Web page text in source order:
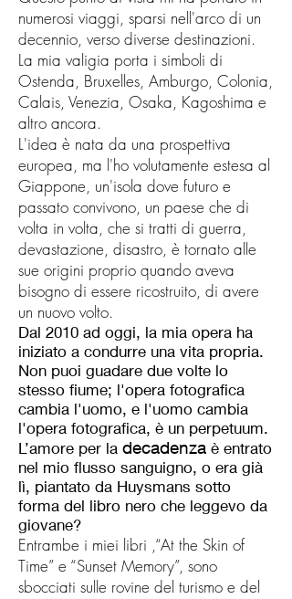
numerosi viaggi, sparsi nell'arco di un
decennio, verso diverse destinazioni.
La mia valigia porta i simboli di
Ostenda, Bruxelles, Amburgo, Colonia,
Calais, Venezia, Osaka, Kagoshima e
altro ancora.
L'idea è nata da una prospettiva
europea, ma l'ho volutamente estesa al
Giappone, un'isola dove futuro e
passato convivono, un paese che di
volta in volta, che si tratti di guerra,
devastazione, disastro, è tornato alle
sue origini proprio quando aveva
bisogno di essere ricostruito, di avere
un nuovo volto.
Dal 2010 ad oggi, la mia opera ha
iniziato a condurre una vita propria.
Non puoi guadare due volte lo
stesso fiume; l'opera fotografica
cambia l'uomo, e l'uomo cambia
l'opera fotografica, è un perpetuum.
L’amore per la decadenza è entrato
nel mio flusso sanguigno, o era già
lì, piantato da Huysmans sotto
forma del libro nero che leggevo da
giovane?
Entrambe i miei libri ,“At the Skin of
Time” e “Sunset Memory”, sono
sbocciati sulle rovine del turismo e del